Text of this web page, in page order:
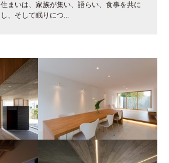
住まいは、家族が集い、語らい、食事を共に
し、そして眠りにつ...